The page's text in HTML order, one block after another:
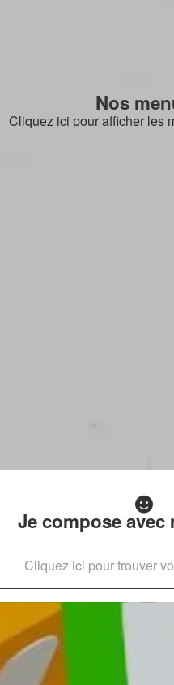
Nos
Cliquez ici pour afficher les
Je compose avec
Cliquez ici pour trouver